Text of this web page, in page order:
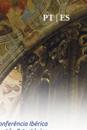
PT|ES